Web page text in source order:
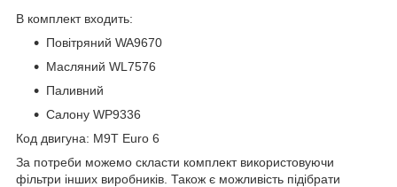
В комплект входить:
Повітряний WA9670
Масляний WL7576
Паливний
Салону WP9336
Код двигуна: M9T Euro 6
За потреби можемо скласти комплект використовуючи
фільтри інших виробників. Також є можливість підібрати